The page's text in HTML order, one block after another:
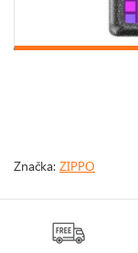
Značka: ZIPPO